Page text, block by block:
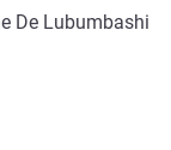
De Lubumbashi